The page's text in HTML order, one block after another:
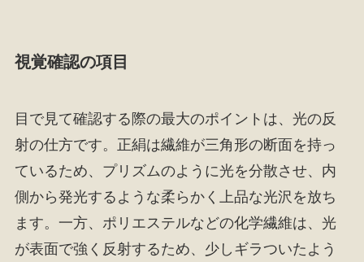
視覚確認の項目
目で見て確認する際の最大のポイントは、光の反
射の仕方です。正絹は繊維が三角形の断面を持っ
ているため、プリズムのように光を分散させ、内
側から発光するような柔らかく上品な光沢を放ち
ます。一方、ポリエステルなどの化学繊維は、光
が表面で強く反射するため、少しギラついたよう